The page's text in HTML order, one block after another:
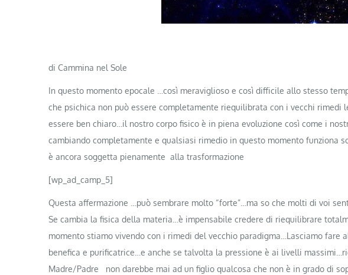
di Cammina nel Sole
In questo momento epocale …così meraviglioso e così difficile allo stesso
che psichica non può essere completamente riequilibrata con i vecchi rimedi
essere ben chiaro…il nostro corpo fisico è in piena evoluzione così come i
cambiando completamente e qualsiasi rimedio in questo momento funziona
è ancora soggetta pienamente alla trasformazione
[wp_ad_camp_5]
Questa affermazione …può sembrare molto “forte”…ma so che molti di voi
Se cambia la fisica della materia…è impensabile credere di riequilibrare
momento stiamo vivendo con i rimedi del vecchio paradigma…Lasciamo fare
benefica e purificatrice…e anche se talvolta la pressione è ai livelli
Madre/Padre non darebbe mai ad un figlio qualcosa che non è in grado di